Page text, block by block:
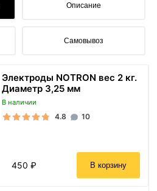
Описание
Самовывоз
Электроды NOTRON вес 2 кг.
Диаметр 3,25 мм
В наличии
4.8 10
450 ₽ В корзину